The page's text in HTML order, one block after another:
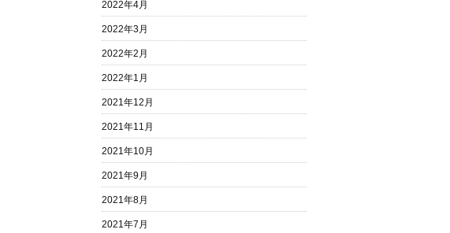
2022年4月
2022年3月
2022年2月
2022年1月
2021年12月
2021年11月
2021年10月
2021年9月
2021年8月
2021年7月